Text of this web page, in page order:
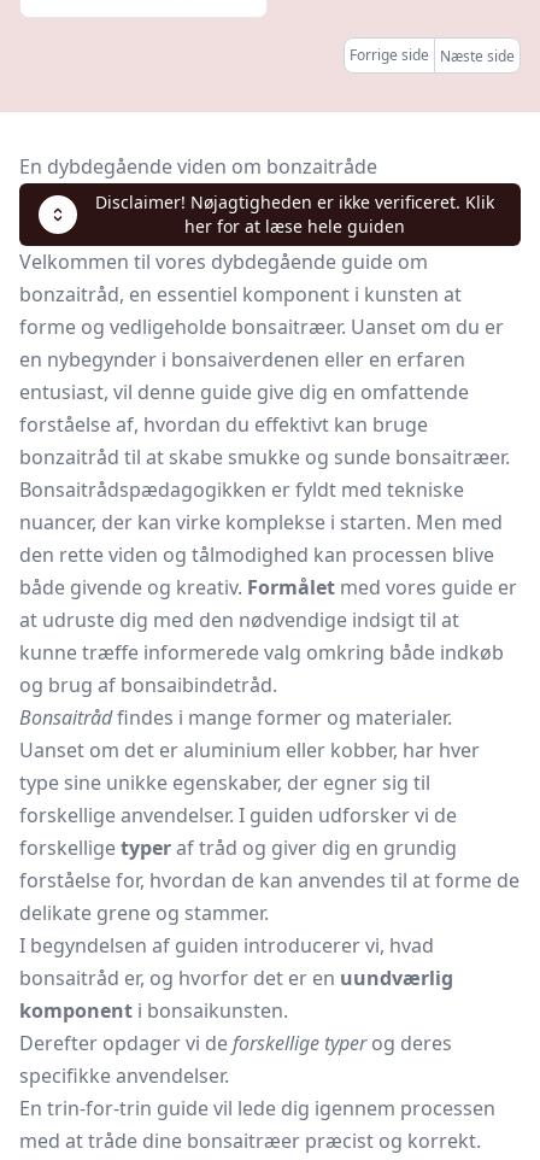
Forrige side Næste side
En dybdegående viden om bonzaitråde
Disclaimer! Nøjagtigheden er ikke verificeret. Klik
her for at læse hele guiden
Velkommen til vores dybdegående guide om
bonzaitråd, en essentiel komponent i kunsten at
forme og vedligeholde bonsaitræer. Uanset om du er
en nybegynder i bonsaiverdenen eller en erfaren
entusiast, vil denne guide give dig en omfattende
forståelse af, hvordan du effektivt kan bruge
bonzaitråd til at skabe smukke og sunde bonsaitræer.
Bonsaitrådspædagogikken er fyldt med tekniske
nuancer, der kan virke komplekse i starten. Men med
den rette viden og tålmodighed kan processen blive
både givende og kreativ. Formålet med vores guide er
at udruste dig med den nødvendige indsigt til at
kunne træffe informerede valg omkring både indkøb
og brug af bonsaibindetråd.
Bonsaitrådfindes i mange former og materialer.
Uanset om det er aluminium eller kobber, har hver
type sine unikke egenskaber, der egner sig til
forskellige anvendelser. I guiden udforsker vi de
forskelligetyperaf tråd og giver dig en grundig
forståelse for, hvordan de kan anvendes til at forme de
delikate grene og stammer.
I begyndelsen af guiden introducerer vi, hvad
bonsaitråd er, og hvorfor det er en uundværlig
komponent i bonsaikunsten.
Derefter opdager vi deforskellige typerog deres
specifikke anvendelser.
En trin-for-trin guide vil lede dig igennem processen
med at tråde dine bonsaitræer præcist og korrekt.